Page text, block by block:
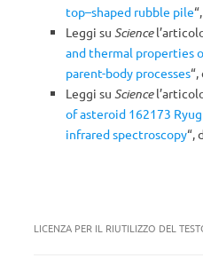
top–shaped rubble pile
Leggi su Science
and thermal properties
parent-body processes“,
Leggi su Science
of asteroid 162173
infrared spectroscopy“,
LICENZA PER IL RIUTILIZZO DEL